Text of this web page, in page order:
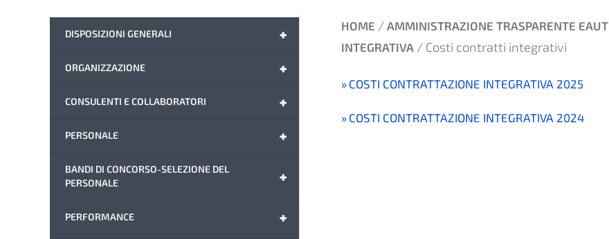
+
DISPOSIZIONI GENERALI
+
ORGANIZZAZIONE
+
CONSULENTI E COLLABORATORI
+
PERSONALE
+
BANDI DI CONCORSO-SELEZIONE DEL
PERSONALE
+
PERFORMANCE
HOME / AMMINISTRAZIONE TRASPARENTE EAUT
INTEGRATIVA / Costi contratti integrativi
COSTI CONTRATTAZIONE INTEGRATIVA 2025
COSTI CONTRATTAZIONE INTEGRATIVA 2024